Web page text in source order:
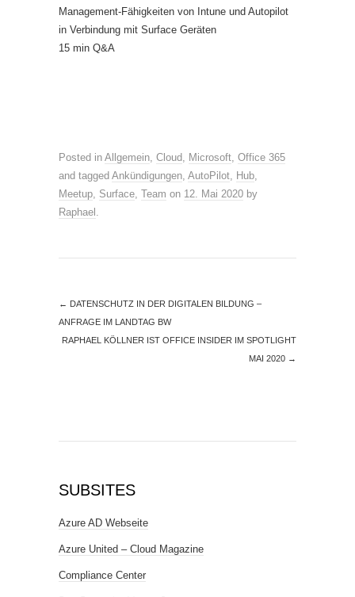
Management-Fähigkeiten von Intune und Autopilot
in Verbindung mit Surface Geräten
15 min Q&A
Posted in Allgemein, Cloud, Microsoft, Office 365
and tagged Ankündigungen, AutoPilot, Hub,
Meetup, Surface, Team on 12. Mai 2020 by
Raphael .
← DATENSCHUTZ IN DER DIGITALEN BILDUNG –
ANFRAGE IM LANDTAG BW
RAPHAEL KÖLLNER IST OFFICE INSIDER IM SPOTLIGHT
MAI 2020 →
SUBSITES
Azure AD Webseite
Azure United – Cloud Magazine
Compliance Center